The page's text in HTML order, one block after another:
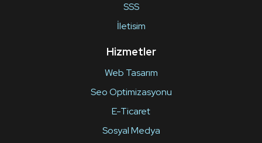
SSS
İletisim
Hizmetler
Web Tasarım
Seo Optimizasyonu
E-Ticaret
Sosyal Medya